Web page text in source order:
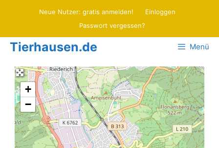
Neue Nutzer: gratis anmelden!
Einloggen
Passwort vergessen?
Tierhausen.de Menü
+
−